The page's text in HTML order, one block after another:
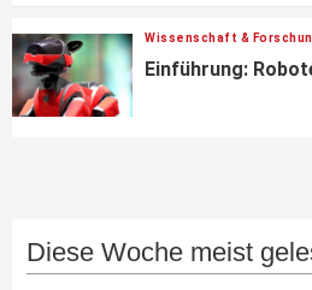
Wissenschaft &
Einführung:
Diese Woche meist